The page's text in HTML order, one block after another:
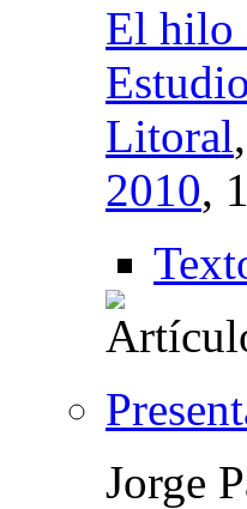
El hilo
Litoral,
2010,
Jorge